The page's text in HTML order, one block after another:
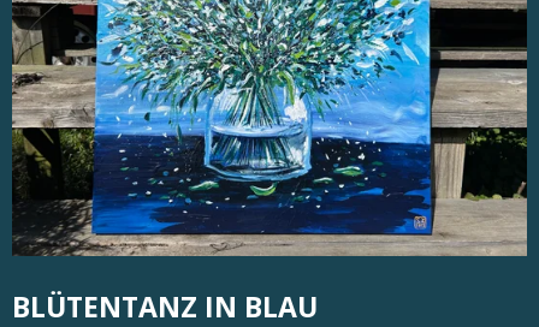
BLÜTENTANZ IN BLAU